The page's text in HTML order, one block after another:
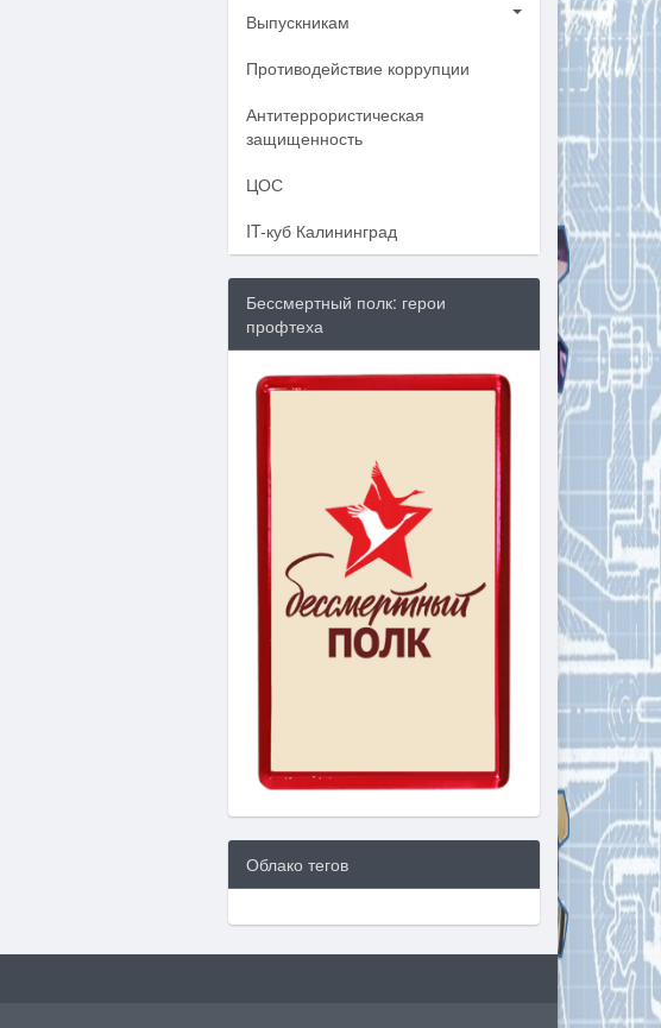
Выпускникам
Противодействие коррупции
Антитеррористическая
защищенность
ЦОС
IT-куб Калининград
Бессмертный полк: герои
профтеха
Облако тегов